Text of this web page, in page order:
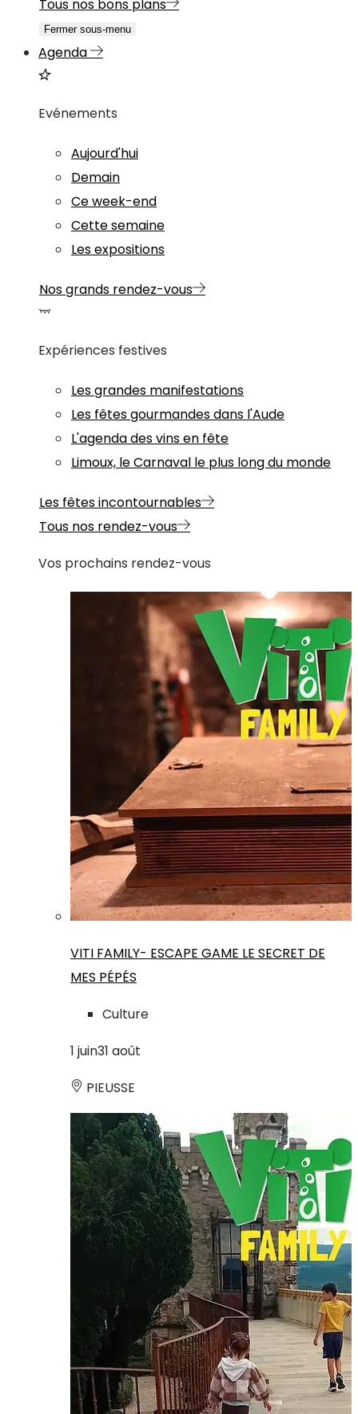
Tous nos bons plans
Fermer sous-menu
Agenda
Evénements
Aujourd'hui
Demain
Ce week-end
Cette semaine
Les expositions
Nos grands rendez-vous
Expériences festives
Les grandes manifestations
Les fêtes gourmandes dans l'Aude
L'agenda des vins en fête
Limoux, le Carnaval le plus long du monde
Les fêtes incontournables
Tous nos rendez-vous
Vos prochains rendez-vous
VITI FAMILY- ESCAPE GAME LE SECRET DE
MES PÉPÉS
Culture
1 juin31 août
PIEUSSE